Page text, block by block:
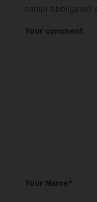
campi obbligatori
Your comment
Your Name*